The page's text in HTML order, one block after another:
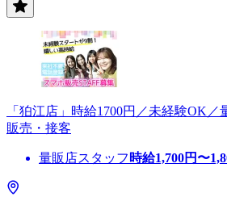
「狛江店」時給1700円／未経験OK／
販売・接客
量販店スタッフ 時給1,700円〜